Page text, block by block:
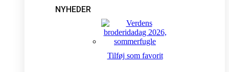
NYHEDER
Tilføj som favorit